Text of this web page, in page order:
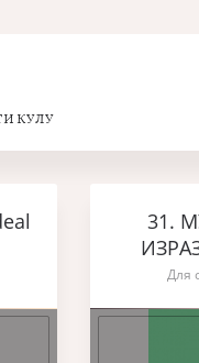
31.
Для